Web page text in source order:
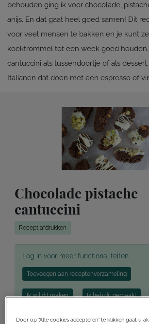
behouden ging ik voor chocolade,
anijs. En dat gaat heel goed samen! Dit
voor veel mensen te bakken en je kunt
koektrommel tot een week goed
cantuccini als tussendoortje of als
Italianen dat doen met een espresso of
Chocolade pistache
cantuccini
Recept afdrukken
Log in voor meer functionaliteiten
Toevoegen aan receptenverzameling
Ik wil dit maken Ik heb dit gemaakt
Door op “Alle cookies accepteren” te klikken gaat u